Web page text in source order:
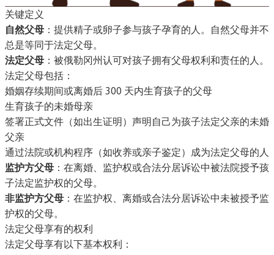
关键定义
自然父母 ：提供精子或卵子参与孩子孕育的人。自然父母并不
总是等同于法定父母。
法定父母 ：被俄勒冈州认可对孩子拥有父母权利和责任的人。
法定父母包括：
婚姻存续期间或离婚后 300 天内生育孩子的父母
生育孩子的未婚母亲
签署正式文件（如出生证明）声明自己为孩子法定父亲的未婚
父亲
通过法院或机构程序（如收养或亲子鉴定）成为法定父母的人
监护方父母 ：在离婚、监护权或合法分居诉讼中被法院授予孩
子法定监护权的父母。
非监护方父母 ：在监护权、离婚或合法分居诉讼中未被授予监
护权的父母。
法定父母享有的权利
法定父母享有以下基本权利：